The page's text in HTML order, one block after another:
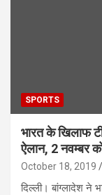
SPORTS
भारत के खिलाफ
ऐलान, 2 नवम्बर
October 18, 2019
दिल्ली। बांग्लादेश ने